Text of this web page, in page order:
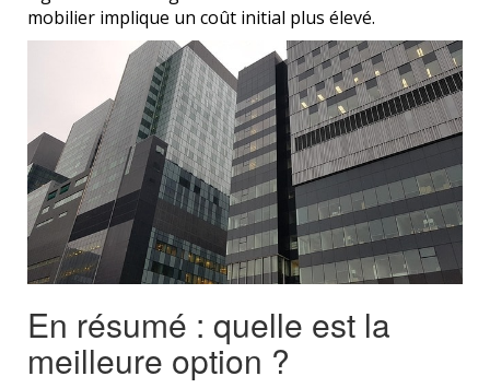
mobilier implique un coût initial plus élevé.
En résumé : quelle est la
meilleure option ?